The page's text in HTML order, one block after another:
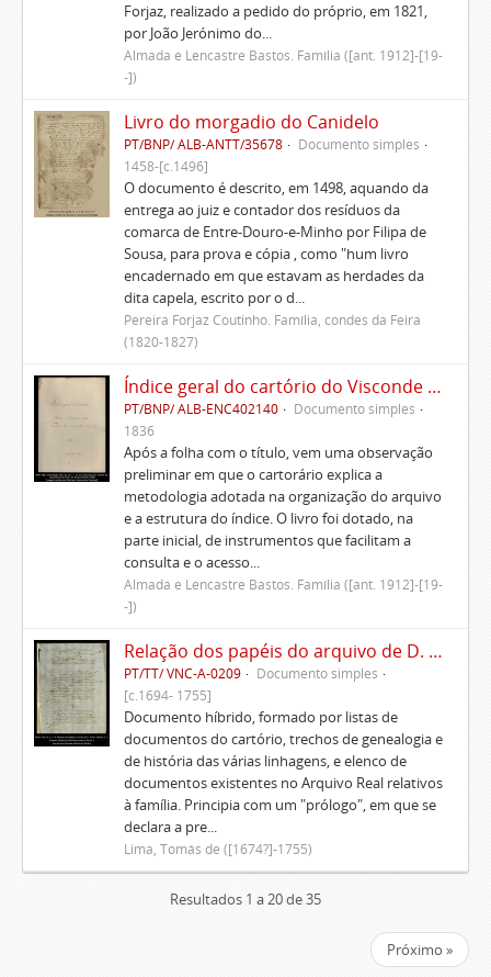
Forjaz, realizado a pedido do próprio, em 1821,
por João Jerónimo do...
Almada e Lencastre Bastos. Família ([ant. 1912]-[19-
-])
Livro do morgadio do Canidelo
PT/BNP/ ALB-ANTT/35678
Documento simples
1458-[c.1496]
O documento é descrito, em 1498, aquando da
entrega ao juiz e contador dos resíduos da
comarca de Entre-Douro-e-Minho por Filipa de
Sousa, para prova e cópia , como "hum livro
encadernado em que estavam as herdades da
dita capela, escrito por o d...
Pereira Forjaz Coutinho. Família, condes da Feira
(1820-1827)
Índice geral do cartório do Visconde de Vila Nova do Souto d'El-Rei
PT/BNP/ ALB-ENC402140
Documento simples
1836
Após a folha com o título, vem uma observação
preliminar em que o cartorário explica a
metodologia adotada na organização do arquivo
e a estrutura do índice. O livro foi dotado, na
parte inicial, de instrumentos que facilitam a
consulta e o acesso...
Almada e Lencastre Bastos. Família ([ant. 1912]-[19-
-])
Relação dos papéis do arquivo de D. Tomás de Lima
PT/TT/ VNC-A-0209
Documento simples
[c.1694- 1755]
Documento híbrido, formado por listas de
documentos do cartório, trechos de genealogia e
de história das várias linhagens, e elenco de
documentos existentes no Arquivo Real relativos
à família. Principia com um "prólogo", em que se
declara a pre...
Lima, Tomás de ([1674?]-1755)
Resultados 1 a 20 de 35
Próximo »